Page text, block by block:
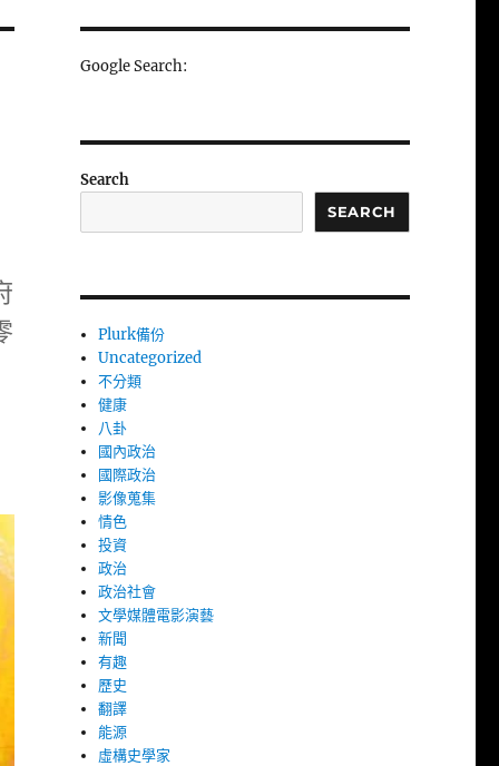
Google Search:
Search
SEARCH
Plurk備份
Uncategorized
不分類
健康
八卦
國內政治
國際政治
影像蒐集
情色
投資
政治
政治社會
文學媒體電影演藝
新聞
有趣
歷史
翻譯
能源
虛構史學家